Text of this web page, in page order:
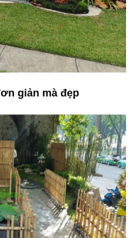
giản mà đẹp